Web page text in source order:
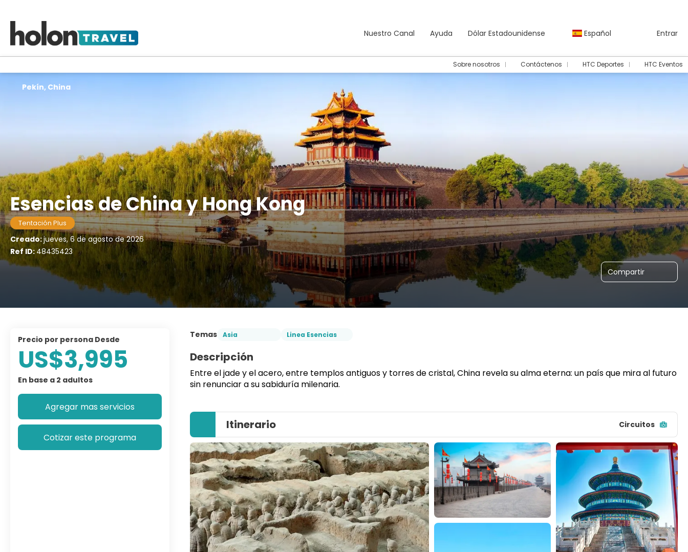
Nuestro Canal Ayuda Dólar Estadounidense Español Entrar
Sobre nosotros Contáctenos HTC Deportes HTC Eventos
Esencias de China y Hong Kong
Tentación Plus
Creado:jueves, 6 de agosto de 2026
Ref ID: 48435423
Compartir
Pekín, China
Temas Asia Linea Esencias
Descripción
Entre el jade y el acero, entre templos antiguos y torres de cristal, China revela su alma eterna: un país que mira al futuro
sin renunciar a su sabiduría milenaria.
Itinerario Circuitos
precio por persona Desde
US$3,995
En base a 2 adultos
Agregar mas servicios
Cotizar este programa